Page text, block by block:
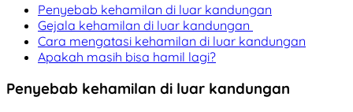
Penyebab kehamilan di luar kandungan
Gejala kehamilan di luar kandungan
Cara mengatasi kehamilan di luar kandungan
Apakah masih bisa hamil lagi?
Penyebab kehamilan di luar kandungan